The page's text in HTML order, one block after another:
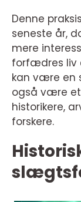
Denne
seneste år,
mere
forfædres liv
kan være en
også være
historikere,
forskere.